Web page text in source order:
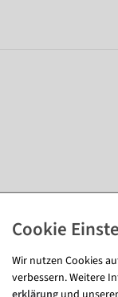
Reißkraft
Wir nutzen Cookies
verbessern. Weitere